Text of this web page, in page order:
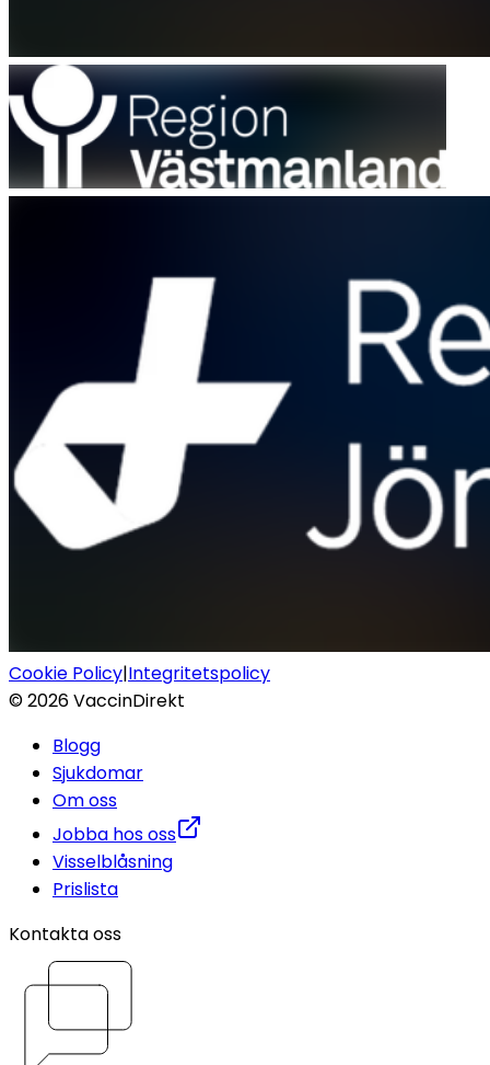
Cookie Policy|Integritetspolicy
©2026VaccinDirekt
Blogg
Sjukdomar
Om oss
Jobba hos oss
Visselblåsning
Prislista
Kontakta oss